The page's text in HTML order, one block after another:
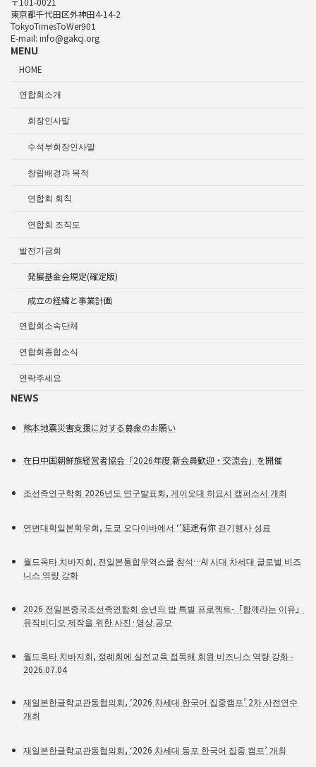
東京都千代田区外神田4-14-2
TokyoTimesToWer901
E-mail: info@gakcj.org
MENU
HOME
연합회소개
회장인사말
수석부회장인사말
창립배경과 목적
연합회 회칙
연합회 조직도
발전기금회
発展基金会規定(確定版)
成立の経緯と事業計画
연합회소속단체
연합회종합소식
연락주세요
NEWS
熊本地震災害支援に対する募金のお願い
在日中国朝鮮族経営者協会「2026年度 新会員歓迎・交流会」を開催
조선족연구학회 2026년도 연구발표회, 게이오대 히요시 캠퍼스서 개최
연변대학일본학우회, 도쿄 오다이바에서 ‘’延途有你 걷기행사 성료
월드옥타 치바지회, 전일본통합무역스쿨 참석…AI 시대 차세대 글로벌 비즈
니스 역량 강화
2026 전일본중국조선족연합회 송년의 밤 특별 프로젝트-「함께라는 이유」
뮤직비디오 제작을 위한 사진·영상 공모
월드옥타 치바지회, 정례회에 실전교육 접목해 회원 비즈니스 역량 강화 -
2026.07.04
재일본한글학교관동협의회, ‘2026 차세대 한국어 집중캠프’ 2차 사전연수
개최
재일본한글학교관동협의회, ‘2026 차세대 동포 한국어 집중 캠프’ 개최